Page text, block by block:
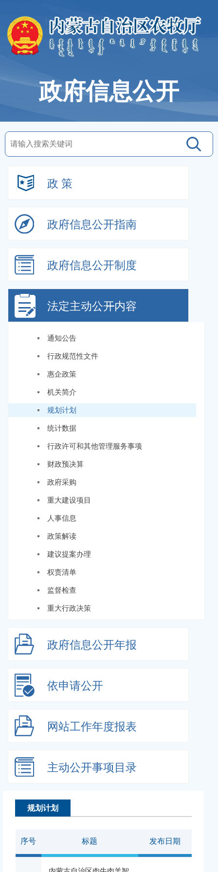
政府信息公开
政 策
政府信息公开指南
政府信息公开制度
法定主动公开内容
通知公告
行政规范性文件
惠企政策
机关简介
规划计划
统计数据
行政许可和其他管理服务事项
财政预决算
政府采购
重大建设项目
人事信息
政策解读
建议提案办理
权责清单
监督检查
重大行政决策
政府信息公开年报
依申请公开
网站工作年度报表
主动公开事项目录
规划计划
序号 标题 发布日期